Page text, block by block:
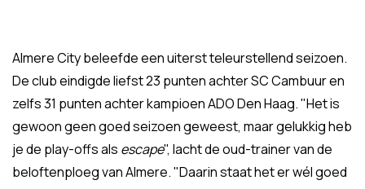
Almere City beleefde een uiterst teleurstellend seizoen.
De club eindigde liefst 23 punten achter SC Cambuur en
zelfs 31 punten achter kampioen ADO Den Haag. "Het is
gewoon geen goed seizoen geweest, maar gelukkig heb
je de play-offs als escape", lacht de oud-trainer van de
beloftenploeg van Almere. "Daarin staat het er wél goed